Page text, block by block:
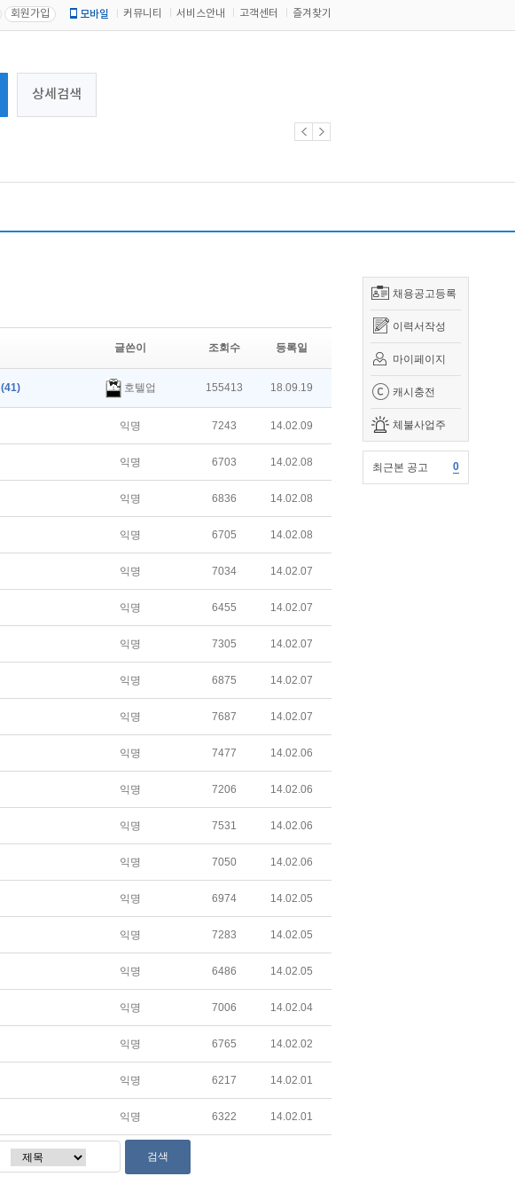
회원가입 모바일 커뮤니티 서비스안내 고객센터 즐겨찾기
상세검색
채용공고등록
이력서작성
마이페이지
캐시충전
체불사업주
최근본 공고 0
글쓴이 조회수 등록일
(41) 호텔업 155413 18.09.19
익명 7243 14.02.09
익명 6703 14.02.08
익명 6836 14.02.08
익명 6705 14.02.08
익명 7034 14.02.07
익명 6455 14.02.07
익명 7305 14.02.07
익명 6875 14.02.07
익명 7687 14.02.07
익명 7477 14.02.06
익명 7206 14.02.06
익명 7531 14.02.06
익명 7050 14.02.06
익명 6974 14.02.05
익명 7283 14.02.05
익명 6486 14.02.05
익명 7006 14.02.04
익명 6765 14.02.02
익명 6217 14.02.01
익명 6322 14.02.01